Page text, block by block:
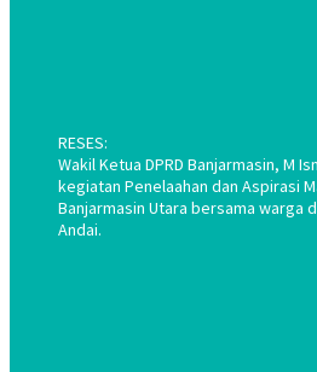
RESES:
Wakil Ketua DPRD Banjarmasin, M
kegiatan Penelaahan dan Aspirasi
Banjarmasin Utara bersama warga
Andai.